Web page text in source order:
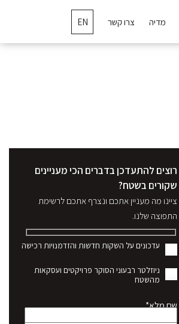
מדיה צרו קשר EN
רוצים להתעדכן בדברים הכי מעניינים
שקורים בשטח?
ציינו מה מעניין אתכם ונצרף אתכם לרשימת
התפוצה שלנו.
עדכונים על השקות חדשות והזדמנויות רכישה
ניוזלטר רבעוני הסוקר פרויקטים ועסקאות
מהשטח
שם מלא*